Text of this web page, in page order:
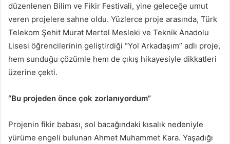
düzenlenen Bilim ve Fikir Festivali, yine geleceğe umut
veren projelere sahne oldu. Yüzlerce proje arasında, Türk
Telekom Şehit Murat Mertel Mesleki ve Teknik Anadolu
Lisesi öğrencilerinin geliştirdiği “Yol Arkadaşım” adlı proje,
hem sunduğu çözümle hem de çıkış hikayesiyle dikkatleri
üzerine çekti.
“Bu projeden önce çok zorlanıyordum”
Projenin fikir babası, sol bacağındaki kısalık nedeniyle
yürüme engeli bulunan Ahmet Muhammet Kara. Yaşadığı